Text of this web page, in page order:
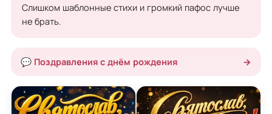
Слишком шаблонные стихи и громкий пафос лучше
не брать.
💬 Поздравления с днём рождения →